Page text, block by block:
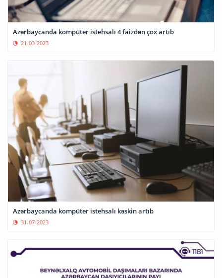
Azərbaycanda kompüter istehsalı 4 faizdən çox artıb
21-03-2023
Azərbaycanda kompüter istehsalı kəskin artıb
31-07-2023